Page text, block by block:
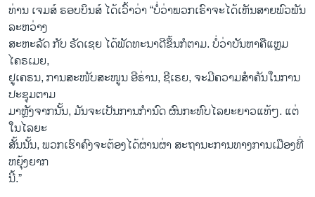
ທ່ານ ເຈມສ໌ ຣອບບິນສ໌ ໄດ້ເວົ້າວ່າ “ບໍ່ວ່າພວກເຮົາຈະໄດ້ເຫັນສາຍພົວພັນ
ລະຫວ່າງ
ສະຫະລັດ ກັບ ຣັດເຊຍ ໄດ້ພັດທະນາດີຂຶ້ນກໍຕາມ. ບໍ່ວ່າບັນຫາຄືແຫຼມ
ໄຄຣເມຍ,
ຢູເຄຣນ, ການສະໜັບສະໜູນ ອີຣ່ານ, ຊີເຣຍ, ຈະມີຄວາມສຳຄັນໃນການ
ປະຊຸມຕາມ
ມາຫຼັງຈາກນັ້ນ, ມັນຈະເປັນການກຳນົດ ຜົນກະທົບໄລຍະຍາວແທ້ໆ. ແຕ່
ໃນໄລຍະ
ສັ້ນນັ້ນ, ພວກເຮົາຄົງຈະຕ້ອງໄດ້ຜ່ານຜ່າ ສະຖານະການທາງການເມືອງທີ່
ຫຍຸ້ງຍາກ
ນີ້.”